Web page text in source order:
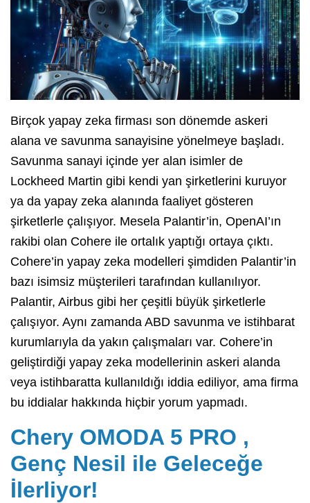
Birçok yapay zeka firması son dönemde askeri
alana ve savunma sanayisine yönelmeye başladı.
Savunma sanayi içinde yer alan isimler de
Lockheed Martin gibi kendi yan şirketlerini kuruyor
ya da yapay zeka alanında faaliyet gösteren
şirketlerle çalışıyor. Mesela Palantir’in, OpenAI’ın
rakibi olan Cohere ile ortalık yaptığı ortaya çıktı.
Cohere’in yapay zeka modelleri şimdiden Palantir’in
bazı isimsiz müşterileri tarafından kullanılıyor.
Palantir, Airbus gibi her çeşitli büyük şirketlerle
çalışıyor. Aynı zamanda ABD savunma ve istihbarat
kurumlarıyla da yakın çalışmaları var. Cohere’in
geliştirdiği yapay zeka modellerinin askeri alanda
veya istihbaratta kullanıldığı iddia ediliyor, ama firma
bu iddialar hakkında hiçbir yorum yapmadı.
Chery OMODA 5 PRO ,
Genç Nesil ile Geleceğe
İlerliyor!